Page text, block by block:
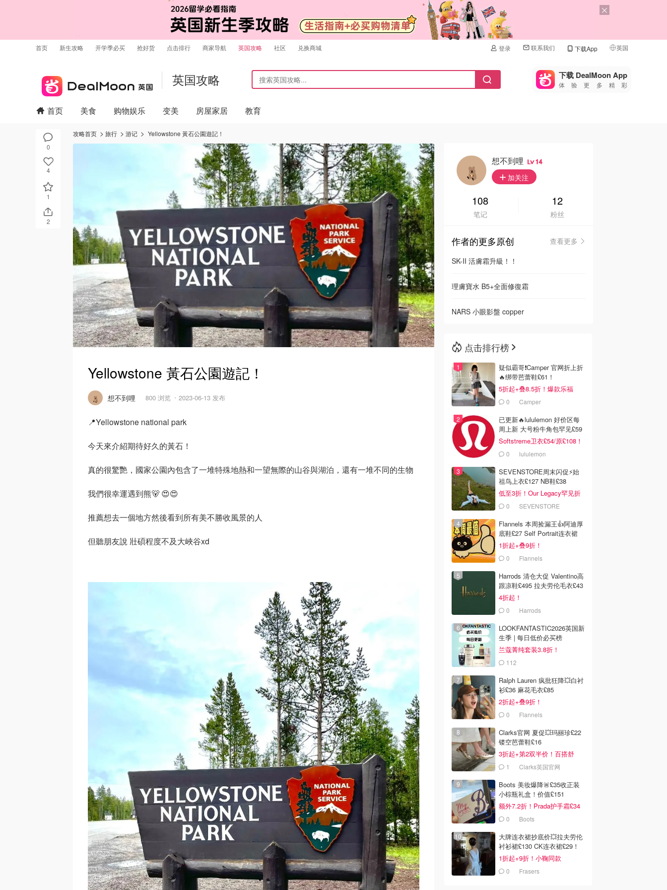
首页 新生攻略 开学季必买 抢好货 点击排行 商家导航 英国攻略 社区 兑换商城 登录 联系我们 下载App 英国
🇺🇸
🇨🇳 中国
🇦🇺
🇳🇿新西兰
英国攻略 下载 DealMoon App
体验更多精彩
0
4
1
2
首页 美食 购物娱乐 变美 房屋家居 教育
攻略首页 旅行 游记 Yellowstone 黃石公園遊記！
Yellowstone 黃石公園遊記！
想不到哩 800 浏览 2023-06-13 发布
📍Yellowstone national park
今天來介紹期待好久的黃石！
真的很驚艷，國家公園內包含了一堆特殊地熱和一望無際的山谷與湖泊，還有一堆不同的生物
我們很幸運遇到熊🐻 😍😍
推薦想去一個地方然後看到所有美不勝收風景的人
但聽朋友說 壯碩程度不及大峽谷xd
想不到哩 14
加关注
108
笔记
12
粉丝
作者的更多原创
查看更多
SK-II 活膚霜升級！！
理膚寶水 B5+全面修復霜
NARS 小眼影盤 copper
点击排行榜
疑似霸哥❗️Camper 官网折上折
🔥绑带芭蕾鞋£61！
5折起+叠8.5折！爆款乐福
£68！
0 Camper
已更新🔥lululemon 好价区每
周上新 大号粉牛角包罕见£59
Softstreme卫衣£54/原£108！
0 lululemon
SEVENSTORE周末闪促⚡️始
祖鸟上衣£127 NB鞋£38
低至3折！Our Legacy罕见折
0 SEVENSTORE
Flannels 本周捡漏王👍阿迪厚
底鞋£27 Self Portrait连衣裙
£63
1折起+叠9折！
0 Flannels
Harrods 清仓大促 Valentino高
跟凉鞋£495 拉夫劳伦毛衣£43
4折起！
0 Harrods
LOOKFANTASTIC2026英国新
生季 | 每日低价必买榜
兰蔻菁纯套装3.8折！
112
Ralph Lauren 疯批狂降💥白衬
衫£36 麻花毛衣£85
2折起+叠9折！
0 Flannels
Clarks官网 夏促💥玛丽珍£22
镂空芭蕾鞋£16
3折起+第2双半价！百搭舒
服！1 Clarks英国官网
Boots 美妆爆降🚨£35收正装
小棕瓶礼盒！价值£151
额外7.2折！Prada护手霜£34
0 Boots
大牌连衣裙抄底价💥拉夫劳伦
衬衫裙£130 CK连衣裙£29！
1折起+9折！小鞠同款
Ganni£88
0 Frasers